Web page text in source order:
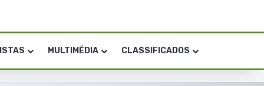
MULTIMÉDIA CLASSIFICADOS